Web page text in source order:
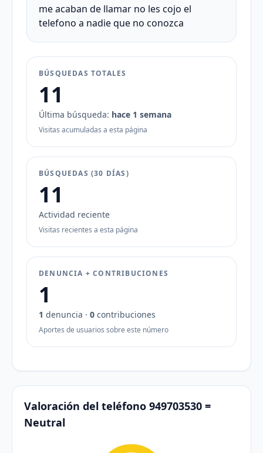
me acaban de llamar no les cojo el
telefono a nadie que no conozca
BÚSQUEDAS TOTALES
11
Última búsqueda: hace 1 semana
Visitas acumuladas a esta página
BÚSQUEDAS (30 DÍAS)
11
Actividad reciente
Visitas recientes a esta página
DENUNCIA + CONTRIBUCIONES
1
1 denuncia · 0 contribuciones
Aportes de usuarios sobre este número
Valoración del teléfono 949703530 =
Neutral